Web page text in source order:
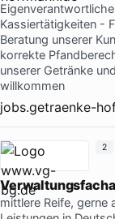
Kassiertätigkeiten -
Beratung unserer
korrekte
unserer Getränke
willkommen
jobs.getraenke-
mittlere Reife,
2